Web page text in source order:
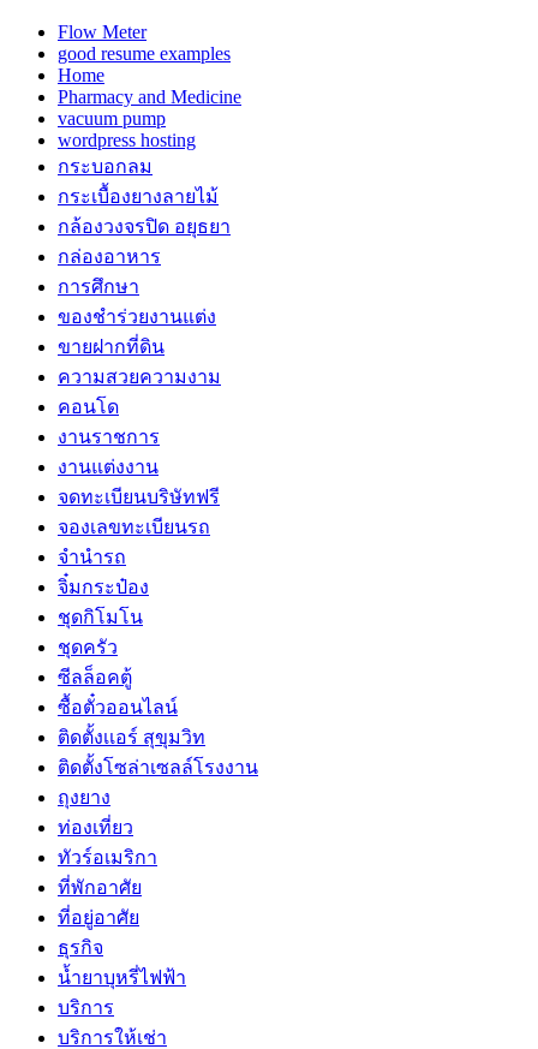
Flow Meter
good resume examples
Home
Pharmacy and Medicine
vacuum pump
wordpress hosting
กระบอกลม
กระเบื้องยางลายไม้
กล้องวงจรปิด อยุธยา
กล่องอาหาร
การศึกษา
ของชำร่วยงานแต่ง
ขายฝากที่ดิน
ความสวยความงาม
คอนโด
งานราชการ
งานแต่งงาน
จดทะเบียนบริษัทฟรี
จองเลขทะเบียนรถ
จำนำรถ
จิ๋มกระป๋อง
ชุดกิโมโน
ชุดครัว
ซีลล็อคตู้
ซื้อตั๋วออนไลน์
ติดตั้งเเอร์ สุขุมวิท
ติดตั้งโซล่าเซลล์โรงงาน
ถุงยาง
ท่องเที่ยว
ทัวร์อเมริกา
ที่พักอาศัย
ที่อยู่อาศัย
ธุรกิจ
น้ำยาบุหรี่ไฟฟ้า
บริการ
บริการให้เช่า